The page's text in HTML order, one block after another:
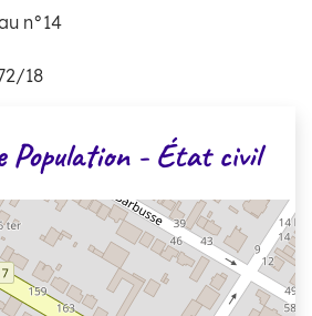
n°14
18
Population - État civil